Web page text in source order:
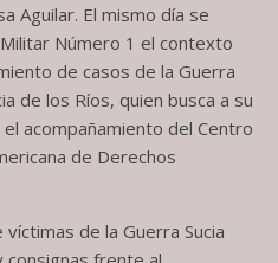
Aguilar. El mismo día se
Número 1 el contexto
de casos de la Guerra
de los Ríos, quien busca a su
acompañamiento del Centro
de Derechos
de la Guerra Sucia